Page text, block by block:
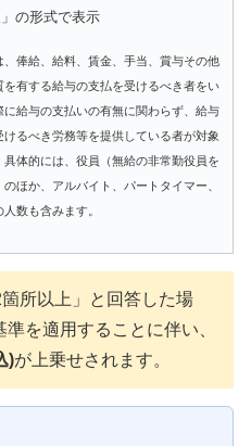
」の形式で表示
俸給、給料、賃金、手当、賞与その他
を有する給与の支払を受けるべき者をい
に給与の支払いの有無に関わらず、給与
けるべき労務等を提供している者が対象
具体的には、役員（無給の非常勤役員を
ほか、アルバイト、パートタイマー、
数も含みます。
所以上」と回答した場
を適用することに伴い、
)が上乗せされます。